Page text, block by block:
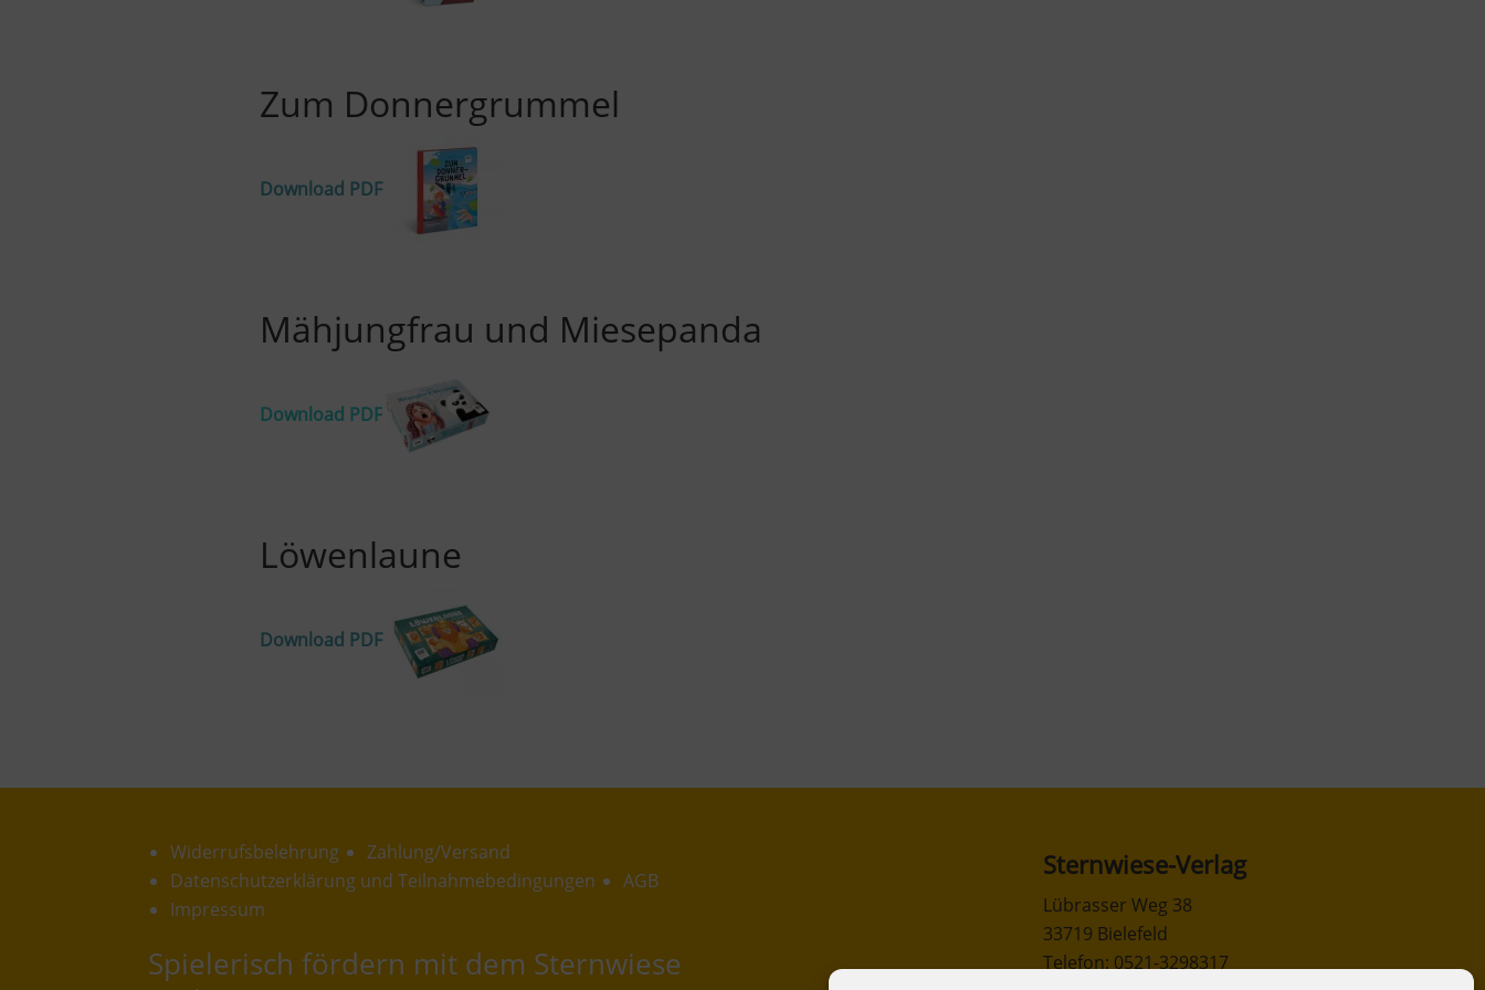
Zum Donnergrummel
Download PDF
Mähjungfrau und Miesepanda
Download PDF
Löwenlaune
Download PDF
Widerrufsbelehrung
Zahlung/Versand
Datenschutzerklärung und Teilnahmebedingungen
AGB
Impressum
Spielerisch fördern mit dem Sternwiese
Sternwiese-Verlag
Lübrasser Weg 38
33719 Bielefeld
Telefon: 0521-3298317